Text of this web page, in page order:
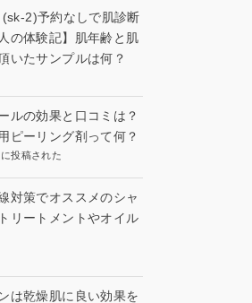
2)予約なしで肌診断
の体験記】肌年齢と肌
いたサンプルは何？
ルの効果と口コミは？
ピーリング剤って何？
投稿された
対策でオススメのシャ
リートメントやオイル
は乾燥肌に良い効果を